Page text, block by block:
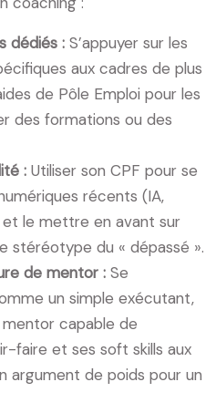
dédiés : S’appuyer sur les
aux cadres de plus
de Pôle Emploi pour les
des formations ou des
: Utiliser son CPF pour se
récents (IA,
le mettre en avant sur
stéréotype du « dépassé ».
de mentor : Se
un simple exécutant,
capable de
faire et ses soft skills aux
argument de poids pour un